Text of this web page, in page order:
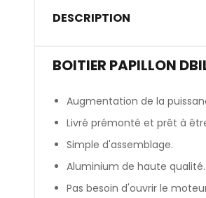
DESCRIPTION
BOITIER PAPILLON
Augmentation de la
Livré prémonté et prêt à
Simple d'assemblage.
Aluminium de haute qualité.
Pas besoin d'ouvrir le